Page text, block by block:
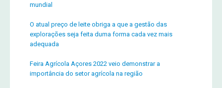
mundial
O atual preço de leite obriga a que a gestão das
explorações seja feita duma forma cada vez mais
adequada
Feira Agrícola Açores 2022 veio demonstrar a
importância do setor agrícola na região